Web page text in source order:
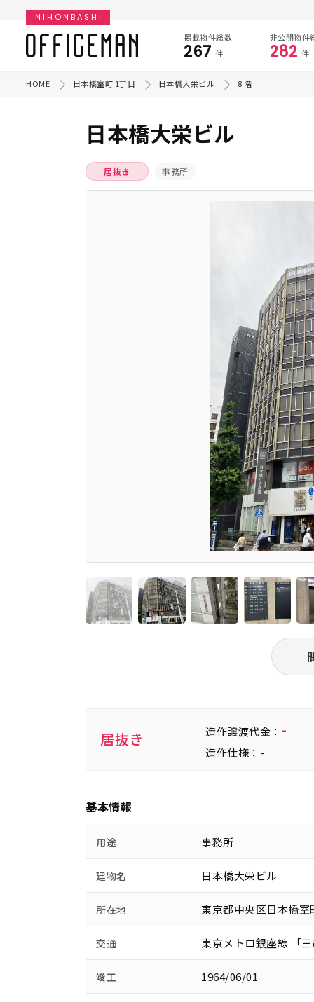
NIHONBASHI
掲載物件総数
267 件
非公開物件
282 件
HOME 日本橋室町 1丁目 日本橋大栄ビル 8 階
日本橋大栄ビル
居抜き 事務所
居抜き 造作譲渡代金： -
造作仕様：-
基本情報
用途 事務所
建物名 日本橋大栄ビル
所在地 東京都中央区日本橋
交通 東京メトロ銀座線 「
竣工 1964/06/01